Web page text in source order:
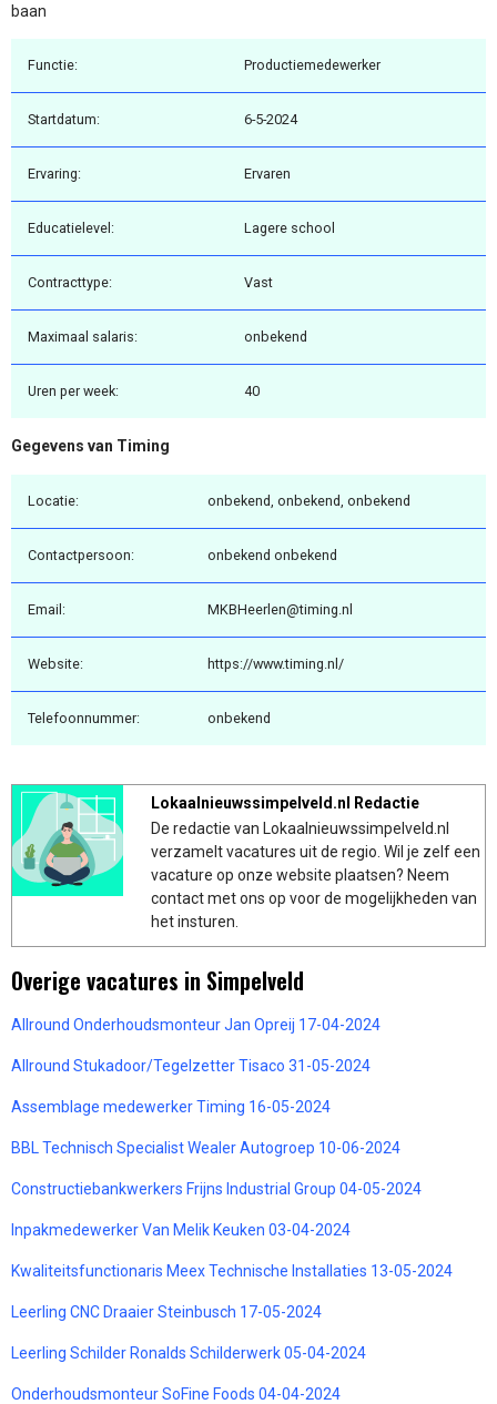
baan
Functie: Productiemedewerker
Startdatum: 6-5-2024
Ervaring: Ervaren
Educatielevel: Lagere school
Contracttype: Vast
Maximaal salaris: onbekend
Uren per week: 40
Gegevens van Timing
Locatie: onbekend, onbekend, onbekend
Contactpersoon: onbekend onbekend
Email: MKBHeerlen@timing.nl
Website: https://www.timing.nl/
Telefoonnummer: onbekend
Lokaalnieuwssimpelveld.nl Redactie
De redactie van Lokaalnieuwssimpelveld.nl
verzamelt vacatures uit de regio. Wil je zelf een
vacature op onze website plaatsen? Neem
contact met ons op voor de mogelijkheden van
het insturen.
Overige vacatures in Simpelveld
Allround Onderhoudsmonteur Jan Opreij 17-04-2024
Allround Stukadoor/Tegelzetter Tisaco 31-05-2024
Assemblage medewerker Timing 16-05-2024
BBL Technisch Specialist Wealer Autogroep 10-06-2024
Constructiebankwerkers Frijns Industrial Group 04-05-2024
Inpakmedewerker Van Melik Keuken 03-04-2024
Kwaliteitsfunctionaris Meex Technische Installaties 13-05-2024
Leerling CNC Draaier Steinbusch 17-05-2024
Leerling Schilder Ronalds Schilderwerk 05-04-2024
Onderhoudsmonteur SoFine Foods 04-04-2024